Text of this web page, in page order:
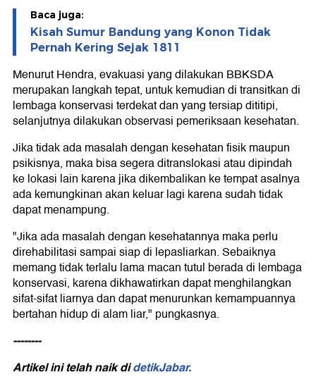
Baca juga:
Kisah Sumur Bandung yang Konon Tidak
Pernah Kering Sejak 1811
Menurut Hendra, evakuasi yang dilakukan BBKSDA
merupakan langkah tepat, untuk kemudian di transitkan di
lembaga konservasi terdekat dan yang tersiap dititipi,
selanjutnya dilakukan observasi pemeriksaan kesehatan.
Jika tidak ada masalah dengan kesehatan fisik maupun
psikisnya, maka bisa segera ditranslokasi atau dipindah
ke lokasi lain karena jika dikembalikan ke tempat asalnya
ada kemungkinan akan keluar lagi karena sudah tidak
dapat menampung.
"Jika ada masalah dengan kesehatannya maka perlu
direhabilitasi sampai siap di lepasliarkan. Sebaiknya
memang tidak terlalu lama macan tutul berada di lembaga
konservasi, karena dikhawatirkan dapat menghilangkan
sifat-sifat liarnya dan dapat menurunkan kemampuannya
bertahan hidup di alam liar," pungkasnya.
--------
Artikel ini telah naik didetikJabar.